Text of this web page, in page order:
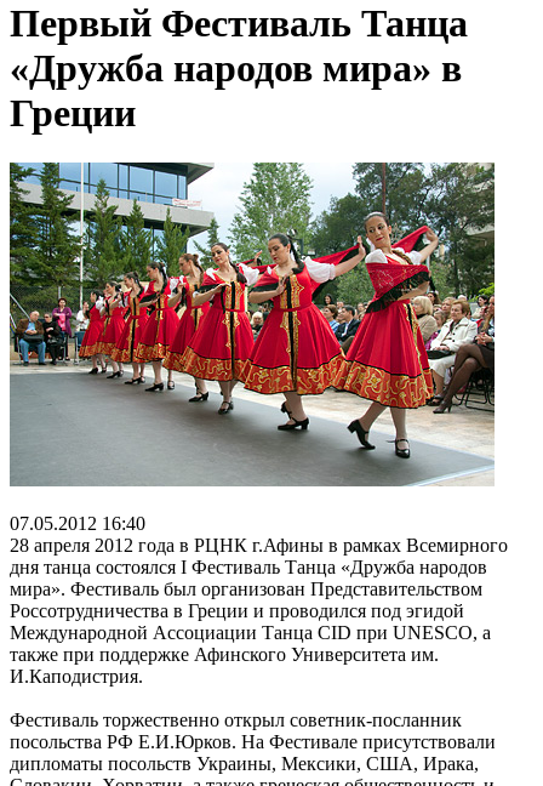
Первый Фестиваль Танца
«Дружба народов мира» в
Греции
07.05.2012 16:40
28 апреля 2012 года в РЦНК г.Афины в рамках Всемирного
дня танца состоялся Ι Фестиваль Танца «Дружба народов
мира». Фестиваль был организован Представительством
Россотрудничества в Греции и проводился под эгидой
Международной Ассоциации Танца CID при UNESCO, а
также при поддержке Афинского Университета им.
И.Каподистрия.
Фестиваль торжественно открыл советник-посланник
посольства РФ Е.И.Юрков. На Фестивале присутствовали
дипломаты посольств Украины, Мексики, США, Ирака,